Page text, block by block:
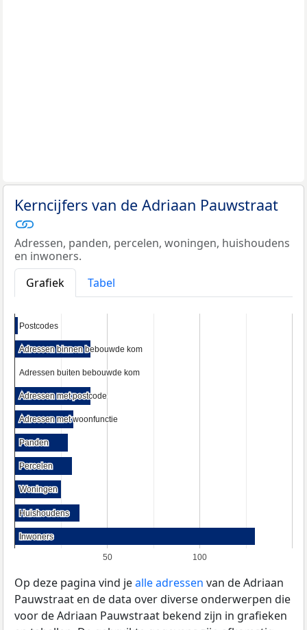
Kerncijfers van de Adriaan Pauwstraat
Adressen, panden, percelen, woningen, huishoudens
en inwoners.
Grafiek
Tabel
50 100
Postcodes
Postcodes
Adressen binnen bebouwde kom
Adressen binnen bebouwde kom
Adressen buiten bebouwde kom
Adressen buiten bebouwde kom
Adressen met postcode
Adressen met postcode
Adressen met woonfunctie
Adressen met woonfunctie
Panden
Panden
Percelen
Percelen
Woningen
Woningen
Huishoudens
Huishoudens
Inwoners
Inwoners
Op deze pagina vind jealle adressen van de Adriaan
Pauwstraat en de data over diverse onderwerpen die
voor de Adriaan Pauwstraat bekend zijn in grafieken